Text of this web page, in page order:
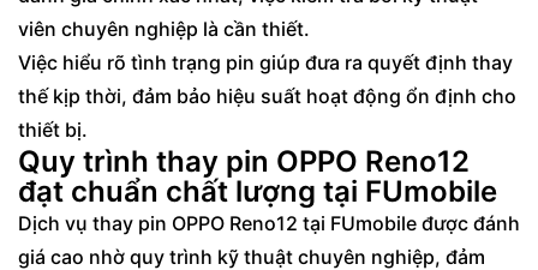
viên chuyên nghiệp là cần thiết.
Việc hiểu rõ tình trạng pin giúp đưa ra quyết định thay
thế kịp thời, đảm bảo hiệu suất hoạt động ổn định cho
thiết bị.
Quy trình thay pin OPPO Reno12
đạt chuẩn chất lượng tại FUmobile
Dịch vụ thay pin OPPO Reno12 tại FUmobile được đánh
giá cao nhờ quy trình kỹ thuật chuyên nghiệp, đảm